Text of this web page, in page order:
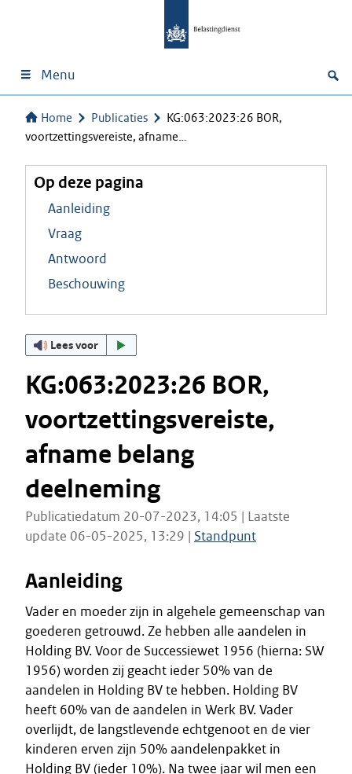
Menu
Home Publicaties
KG:063:2023:26 BOR,
voortzettingsvereiste, afname…
Op deze pagina
Aanleiding
Vraag
Antwoord
Beschouwing
Lees voor
KG:063:2023:26 BOR,
voortzettingsvereiste,
afname belang
deelneming
Publicatiedatum 20-07-2023, 14:05 | Laatste
update 06-05-2025, 13:29 | Standpunt
Aanleiding
Vader en moeder zijn in algehele gemeenschap van
goederen getrouwd. Ze hebben alle aandelen in
Holding BV. Voor de Successiewet 1956 (hierna: SW
1956) worden zij geacht ieder 50% van de
aandelen in Holding BV te hebben. Holding BV
heeft 60% van de aandelen in Werk BV. Vader
overlijdt, de langstlevende echtgenoot en de vier
kinderen erven zijn 50% aandelenpakket in
Holding BV (ieder 10%). Na twee jaar wil men een